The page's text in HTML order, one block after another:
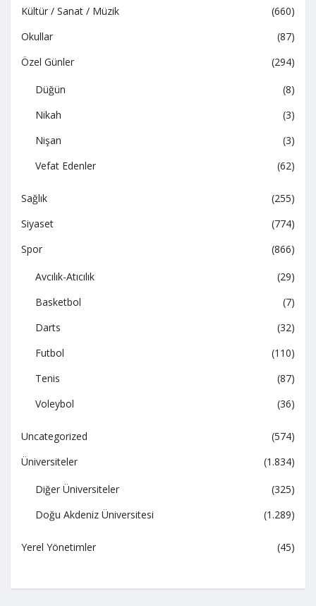
Kültür / Sanat / Müzik
(660)
Okullar
(87)
Özel Günler
(294)
Düğün
(8)
Nikah
(3)
Nişan
(3)
Vefat Edenler
(62)
Sağlık
(255)
Siyaset
(774)
Spor
(866)
Avcılık-Atıcılık
(29)
Basketbol
(7)
Darts
(32)
Futbol
(110)
Tenis
(87)
Voleybol
(36)
Uncategorized
(574)
Üniversiteler
(1.834)
Diğer Üniversiteler
(325)
Doğu Akdeniz Üniversitesi
(1.289)
Yerel Yönetimler (45)